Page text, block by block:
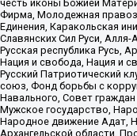
честь иконы Божией
Фирма, Молодежная
Единения, Каракольская
Славянских Сил Руси,
Русская республика Русь,
Нация и свобода, Нация и
Русский Патриотический
союз, Фонд борьбы с
Навального, Совет
Мужское государство,
Народное движение Адат,
Архангельской области,